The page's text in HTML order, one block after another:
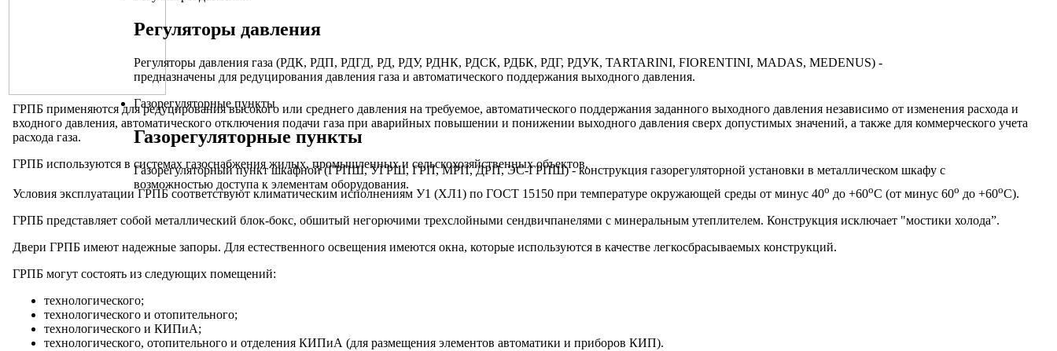
Регуляторы давления
Регуляторы давления газа (РДК, РДП, РДГД, РД, РДУ, РДНК, РДСК, РДБК, РДГ, РДУК, TARTARINI, FIORENTINI, MADAS, MEDENUS) -
предназначены для редуцирования давления газа и автоматического поддержания выходного давления.
Газорегуляторные пункты
Газорегуляторные пункты
Газорегуляторный пункт шкафной (ГРПШ, УГРШ, ГРП, МРП, ДРП, ЭС-ГРПШ) - конструкция газорегуляторной установки в металлическом шкафу с
возможностью доступа к элементам оборудования.
ГРПБ применяются для редуцирования высокого или среднего давления на требуемое, автоматического поддержания заданного выходного давления независимо от изменения расхода и
входного давления, автоматического отключения подачи газа при аварийных повышении и понижении выходного давления сверх допустимых значений, а также для коммерческого учета
расхода газа.
ГРПБ используются в системах газоснабжения жилых, промышленных и сельскохозяйственных объектов.
Условия эксплуатации ГРПБ соответствуют климатическим исполнениям У1 (ХЛ1) по ГОСТ 15150 при температуре окружающей среды от минус 40o до +60oС (от минус 60o до +60oС).
ГРПБ представляет собой металлический блок-бокс, обшитый негорючими трехслойными сендвичпанелями с минеральным утеплителем. Конструкция исключает "мостики холода”.
Двери ГРПБ имеют надежные запоры. Для естественного освещения имеются окна, которые используются в качестве легкосбрасываемых конструкций.
ГРПБ могут состоять из следующих помещений:
технологического;
технологического и отопительного;
технологического и КИПиА;
технологического, отопительного и отделения КИПиА (для размещения элементов автоматики и приборов КИП).